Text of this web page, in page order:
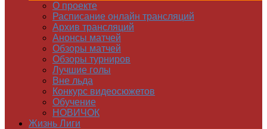
О проекте
Расписание онлайн трансляций
Архив трансляций
Анонсы матчей
Обзоры матчей
Обзоры турниров
Лучшие голы
Вне льда
Конкурс видеосюжетов
Обучение
НОВИЧОК
Жизнь Лиги